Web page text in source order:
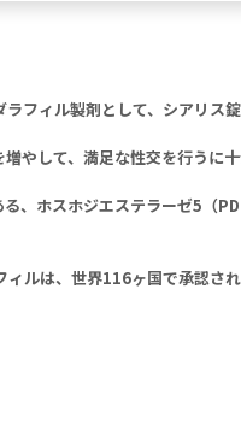
フィル製剤として、シアリス錠
して、満足な性交を行うに
、ホスホジエステラーゼ5（
ルは、世界116ヶ国で承認さ